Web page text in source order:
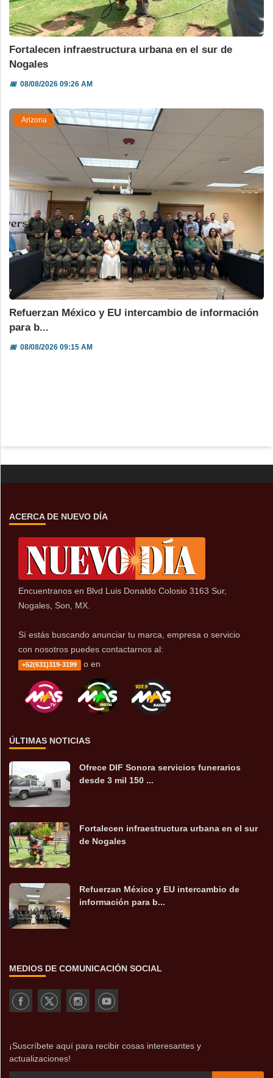
Fortalecen infraestructura urbana en el sur de
Nogales
📅08/08/2026 09:26 AM
Arizona
Refuerzan México y EU intercambio de información
para b...
📅08/08/2026 09:15 AM
ACERCA DE NUEVO DÍA
Encuentranos en Blvd Luis Donaldo Colosio 3163 Sur,
Nogales, Son, MX.
Sí estás buscando anunciar tu marca, empresa o servicio
con nosotros puedes contactarnos al:
+52(631)319-3199 o en
ÚLTIMAS NOTICIAS
Ofrece DIF Sonora servicios funerarios
desde 3 mil 150 ...
Fortalecen infraestructura urbana en el sur
de Nogales
Refuerzan México y EU intercambio de
información para b...
MEDIOS DE COMUNICACIÓN SOCIAL
¡Suscríbete aquí para recibir cosas interesantes y
actualizaciones!